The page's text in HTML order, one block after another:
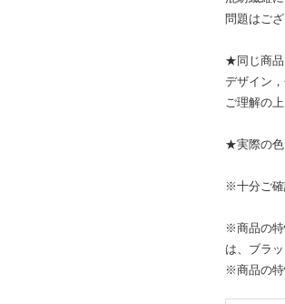
問題はご
★同じ商品
デザイン
ご理解の
★実際の色
※十分ご確
※商品の特
は、ブラ
※商品の特